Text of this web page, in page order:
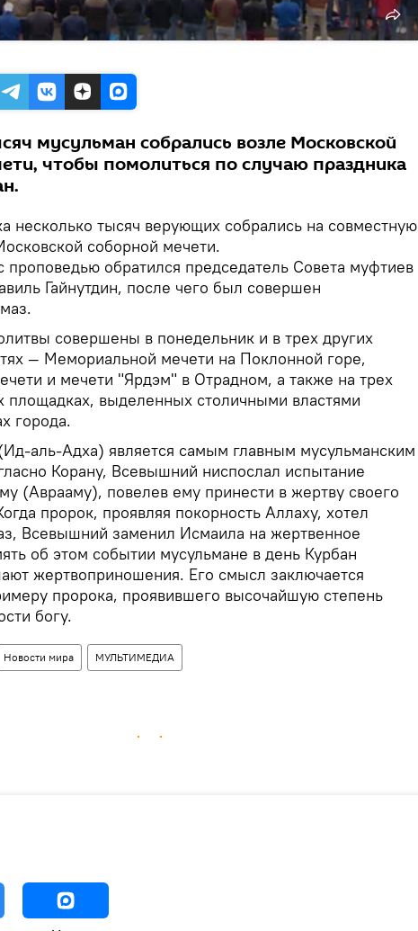
мусульман собрались возле Московской
чтобы помолиться по случаю праздника
несколько тысяч верующих собрались на совместную
соборной мечети.
проповедью обратился председатель Совета муфтиев
Гайнутдин, после чего был совершен
совершены в понедельник и в трех других
— Мемориальной мечети на Поклонной горе,
и мечети "Ярдэм" в Отрадном, а также на трех
площадках, выделенных столичными властями
города.
аль-Адха) является самым главным мусульманским
Корану, Всевышний ниспослал испытание
(Аврааму), повелев ему принести в жертву своего
пророк, проявляя покорность Аллаху, хотел
Всевышний заменил Исмаила на жертвенное
об этом событии мусульмане в день Курбан
жертвоприношения. Его смысл заключается
пророка, проявившего высочайшую степень
богу.
Новости мира МУЛЬТИМЕДИА